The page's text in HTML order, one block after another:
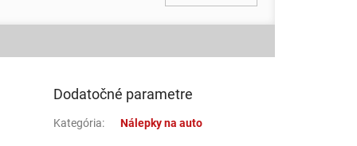
Dodatočné parametre
Kategória: Nálepky na auto